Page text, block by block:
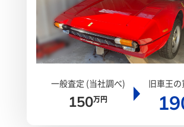
一般査定 (当社調べ)
150万円
旧車王